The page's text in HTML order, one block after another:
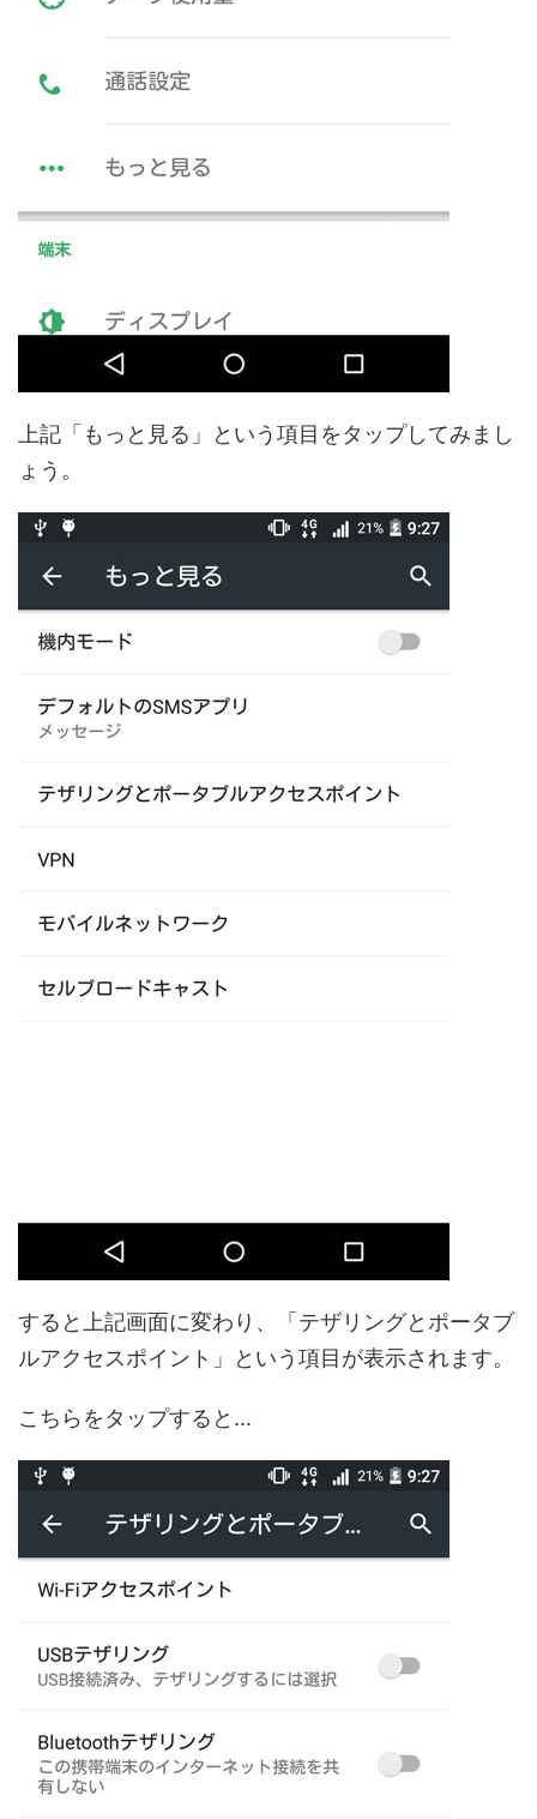
上記「もっと見る」という項目をタップしてみまし
ょう。
すると上記画面に変わり、「テザリングとポータブ
ルアクセスポイント」という項目が表示されます。
こちらをタップすると...